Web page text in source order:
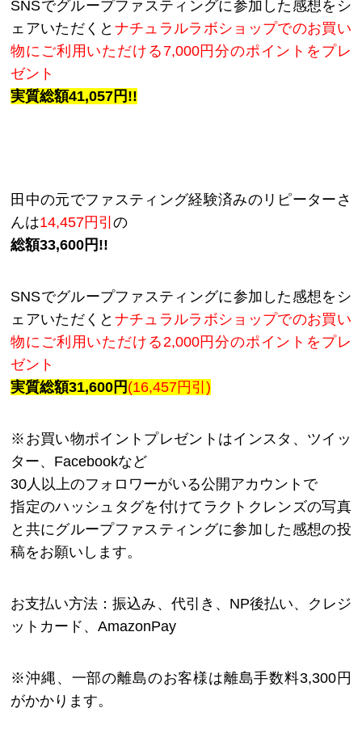
SNSでグループファスティングに参加した感想をシ
ェアいただくと ナチュラルラボショップでのお買い
物にご利用いただける7,000円分のポイントをプレ
ゼント
実質総額41,057円!!
田中の元でファスティング経験済みのリピーターさ
んは14,457円引の
総額33,600円!!
SNSでグループファスティングに参加した感想をシ
ェアいただくと ナチュラルラボショップでのお買い
物にご利用いただける2,000円分のポイントをプレ
ゼント
実質総額31,600円 (16,457円引)
※お買い物ポイントプレゼントはインスタ、ツイッ
ター、Facebookなど
30人以上のフォロワーがいる公開アカウントで
指定のハッシュタグを付けてラクトクレンズの写真
と共にグループファスティングに参加した感想の投
稿をお願いします。
お支払い方法：振込み、代引き、NP後払い、クレジ
ットカード、AmazonPay
※沖縄、一部の離島のお客様は離島手数料3,300円
がかかります。